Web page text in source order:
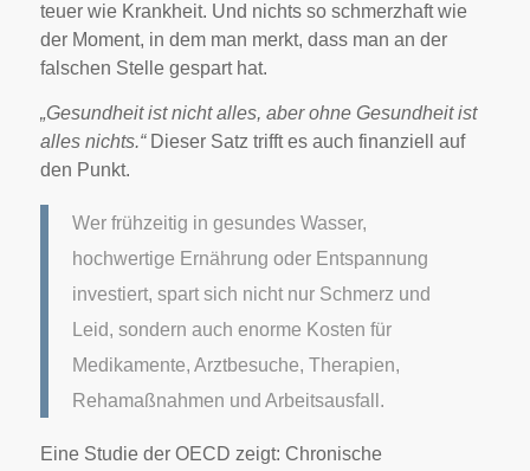
teuer wie Krankheit. Und nichts so schmerzhaft wie
der Moment, in dem man merkt, dass man an der
falschen Stelle gespart hat.
„Gesundheit ist nicht alles, aber ohne Gesundheit ist
alles nichts.“Dieser Satz trifft es auch finanziell auf
den Punkt.
Wer frühzeitig in gesundes Wasser,
hochwertige Ernährung oder Entspannung
investiert, spart sich nicht nur Schmerz und
Leid, sondern auch enorme Kosten für
Medikamente, Arztbesuche, Therapien,
Rehamaßnahmen und Arbeitsausfall.
Eine Studie der OECD zeigt: Chronische